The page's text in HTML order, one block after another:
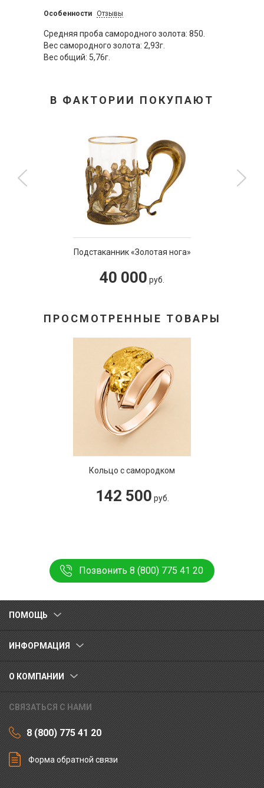
Особенности Отзывы
Средняя проба самородного золота: 850.
Вес самородного золота: 2,93г.
Вес общий: 5,76г.
В ФАКТОРИИ ПОКУПАЮТ
Подстаканник «Золотая нога»
40 000 руб.
ПРОСМОТРЕННЫЕ ТОВАРЫ
Кольцо с самородком
142 500 руб.
Позвонить 8 (800) 775 41 20
ПОМОЩЬ
ИНФОРМАЦИЯ
О КОМПАНИИ
СВЯЗАТЬСЯ С НАМИ
8 (800) 775 41 20
Форма обратной связи